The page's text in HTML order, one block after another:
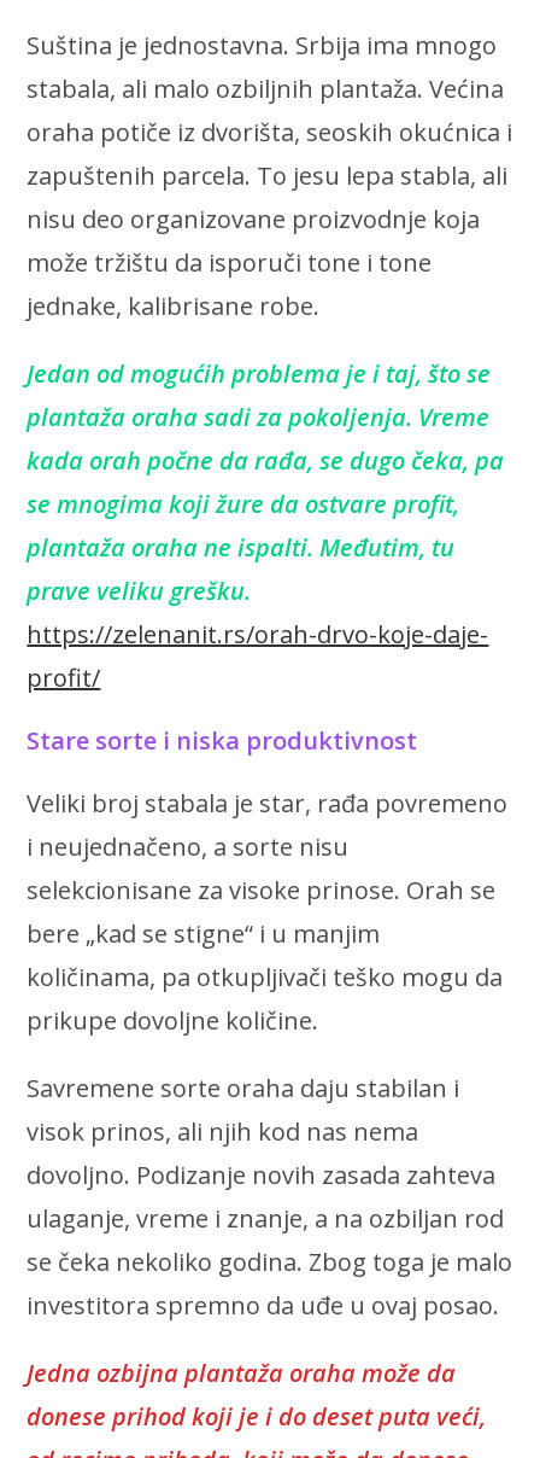
Suština je jednostavna. Srbija ima mnogo
stabala, ali malo ozbiljnih plantaža. Većina
oraha potiče iz dvorišta, seoskih okućnica i
zapuštenih parcela. To jesu lepa stabla, ali
nisu deo organizovane proizvodnje koja
može tržištu da isporuči tone i tone
jednake, kalibrisane robe.
Jedan od mogućih problema je i taj, što se
plantaža oraha sadi za pokoljenja. Vreme
kada orah počne da rađa, se dugo čeka, pa
se mnogima koji žure da ostvare profit,
plantaža oraha ne ispalti. Međutim, tu
prave veliku grešku.
https://zelenanit.rs/orah-drvo-koje-daje-
profit/
Stare sorte i niska produktivnost
Veliki broj stabala je star, rađa povremeno
i neujednačeno, a sorte nisu
selekcionisane za visoke prinose. Orah se
bere „kad se stigne“ i u manjim
količinama, pa otkupljivači teško mogu da
prikupe dovoljne količine.
Savremene sorte oraha daju stabilan i
visok prinos, ali njih kod nas nema
dovoljno. Podizanje novih zasada zahteva
ulaganje, vreme i znanje, a na ozbiljan rod
se čeka nekoliko godina. Zbog toga je malo
investitora spremno da uđe u ovaj posao.
Jedna ozbijna plantaža oraha može da
donese prihod koji je i do deset puta veći,